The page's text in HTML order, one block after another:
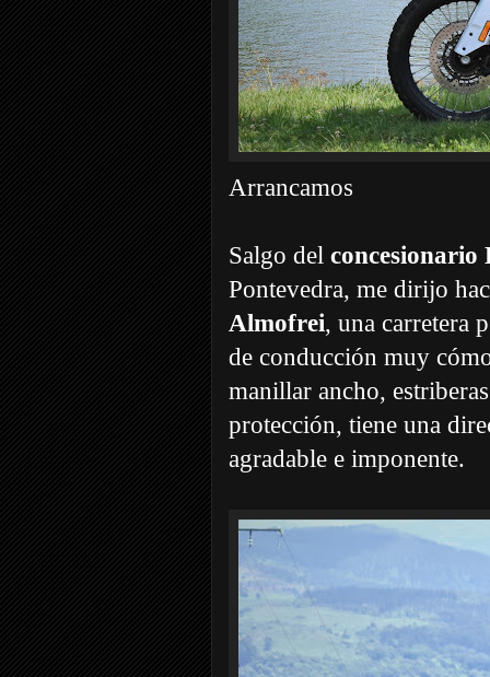
Arrancamos
Salgo del
Pontevedra, me dirijo
Almofrei, una carretera
de conducción muy
manillar ancho,
protección, tiene una
agradable e imponente.